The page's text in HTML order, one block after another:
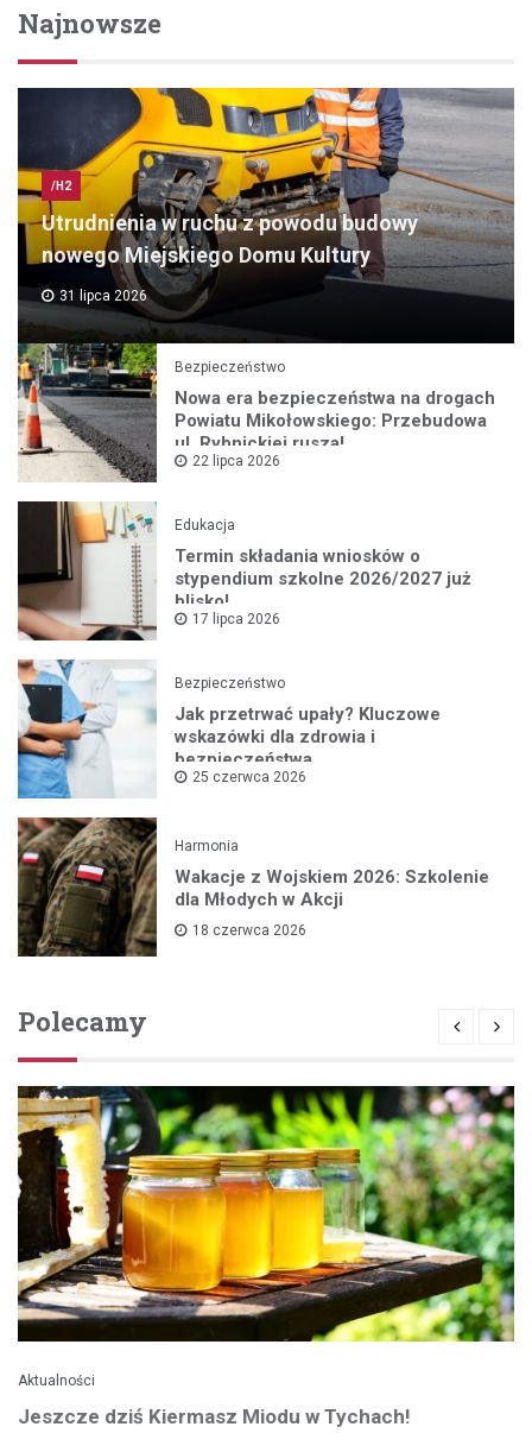
Najnowsze
/H2
Utrudnienia w ruchu z powodu budowy
nowego Miejskiego Domu Kultury
31 lipca 2026
Bezpieczeństwo
Nowa era bezpieczeństwa na drogach
Powiatu Mikołowskiego: Przebudowa
ul. Rybnickiej rusza!
22 lipca 2026
Edukacja
Termin składania wniosków o
stypendium szkolne 2026/2027 już
blisko!
17 lipca 2026
Bezpieczeństwo
Jak przetrwać upały? Kluczowe
wskazówki dla zdrowia i
bezpieczeństwa
25 czerwca 2026
Harmonia
Wakacje z Wojskiem 2026: Szkolenie
dla Młodych w Akcji
18 czerwca 2026
Polecamy
Aktualności
Jeszcze dziś Kiermasz Miodu w Tychach!